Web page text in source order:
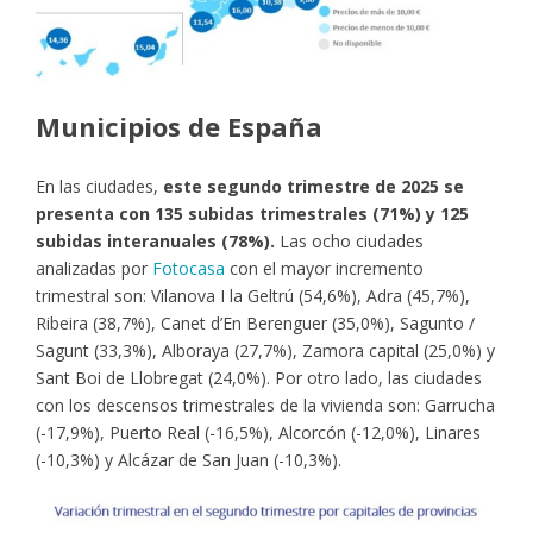
Municipios de España
En las ciudades, este segundo trimestre de 2025 se
presenta con 135 subidas trimestrales (71%) y 125
subidas interanuales (78%). Las ocho ciudades
analizadas por Fotocasa con el mayor incremento
trimestral son: Vilanova I la Geltrú (54,6%), Adra (45,7%),
Ribeira (38,7%), Canet d’En Berenguer (35,0%), Sagunto /
Sagunt (33,3%), Alboraya (27,7%), Zamora capital (25,0%) y
Sant Boi de Llobregat (24,0%). Por otro lado, las ciudades
con los descensos trimestrales de la vivienda son: Garrucha
(-17,9%), Puerto Real (-16,5%), Alcorcón (-12,0%), Linares
(-10,3%) y Alcázar de San Juan (-10,3%).